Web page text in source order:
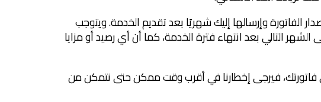
الفاتورة وإرسالها إليك شهريًا بعد تقديم الخدمة. ويتوجب
الحزمة إلى الشهر التالي بعد انتهاء فترة الخدمة، كما أن أي رصيد أو مزايا
فاتورتك، فيرجى إخطارنا في أقرب وقت ممكن حتى نتمكن من